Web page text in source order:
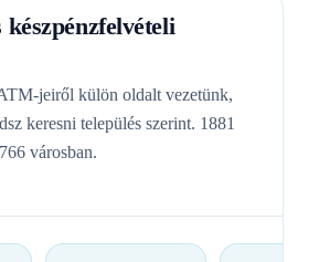
jeiről külön oldalt vezetünk,
keresni település szerint. 1881
városban.